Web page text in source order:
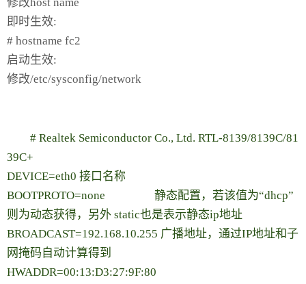
即时生效:
# hostname fc2
启动生效:
修改/etc/sysconfig/network
# Realtek Semiconductor Co., Ltd. RTL-8139/8139C/81
39C+
DEVICE=eth0 接口名称
BOOTPROTO=none 静态配置，若该值为“dhcp”
则为动态获得，另外 static也是表示静态ip地址
BROADCAST=192.168.10.255 广播地址，通过IP地址和子
网掩码自动计算得到
HWADDR=00:13:D3:27:9F:80